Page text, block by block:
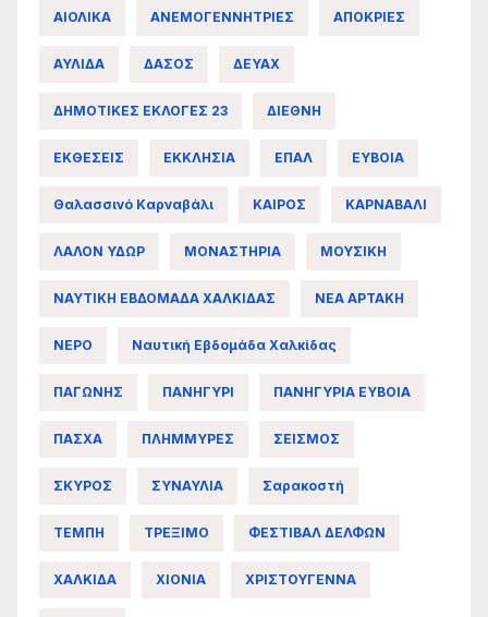
ΑΙΟΛΙΚΑ ΑΝΕΜΟΓΕΝΝΗΤΡΙΕΣ ΑΠΟΚΡΙΕΣ
ΑΥΛΙΔΑ ΔΑΣΟΣ ΔΕΥΑΧ
ΔΗΜΟΤΙΚΕΣ ΕΚΛΟΓΕΣ 23 ΔΙΕΘΝΗ
ΕΚΘΕΣΕΙΣ ΕΚΚΛΗΣΙΑ ΕΠΑΛ ΕΥΒΟΙΑ
Θαλασσινό Καρναβάλι ΚΑΙΡΟΣ ΚΑΡΝΑΒΑΛΙ
ΛΑΛΟΝ ΥΔΩΡ ΜΟΝΑΣΤΗΡΙΑ ΜΟΥΣΙΚΗ
ΝΑΥΤΙΚΗ ΕΒΔΟΜΑΔΑ ΧΑΛΚΙΔΑΣ ΝΕΑ ΑΡΤΑΚΗ
ΝΕΡΟ Ναυτική Εβδομάδα Χαλκίδας
ΠΑΓΩΝΗΣ ΠΑΝΗΓΥΡΙ ΠΑΝΗΓΥΡΙΑ ΕΥΒΟΙΑ
ΠΑΣΧΑ ΠΛΗΜΜΥΡΕΣ ΣΕΙΣΜΟΣ
ΣΚΥΡΟΣ ΣΥΝΑΥΛΙΑ Σαρακοστή
ΤΕΜΠΗ ΤΡΕΞΙΜΟ ΦΕΣΤΙΒΑΛ ΔΕΛΦΩΝ
ΧΑΛΚΙΔΑ ΧΙΟΝΙΑ ΧΡΙΣΤΟΥΓΕΝΝΑ